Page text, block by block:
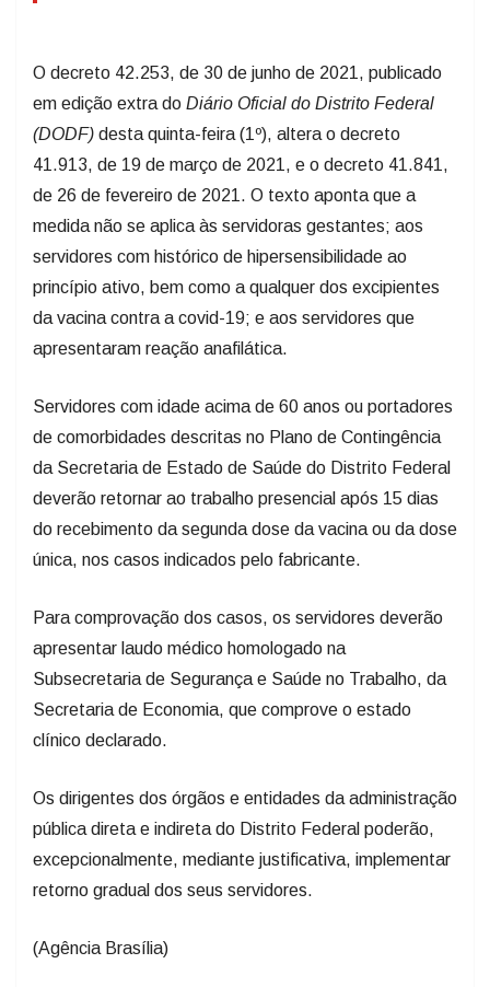
O decreto 42.253, de 30 de junho de 2021, publicado
em edição extra do Diário Oficial do Distrito Federal
(DODF) desta quinta-feira (1º), altera o decreto
41.913, de 19 de março de 2021, e o decreto 41.841,
de 26 de fevereiro de 2021. O texto aponta que a
medida não se aplica às servidoras gestantes; aos
servidores com histórico de hipersensibilidade ao
princípio ativo, bem como a qualquer dos excipientes
da vacina contra a covid-19; e aos servidores que
apresentaram reação anafilática.
Servidores com idade acima de 60 anos ou portadores
de comorbidades descritas no Plano de Contingência
da Secretaria de Estado de Saúde do Distrito Federal
deverão retornar ao trabalho presencial após 15 dias
do recebimento da segunda dose da vacina ou da dose
única, nos casos indicados pelo fabricante.
Para comprovação dos casos, os servidores deverão
apresentar laudo médico homologado na
Subsecretaria de Segurança e Saúde no Trabalho, da
Secretaria de Economia, que comprove o estado
clínico declarado.
Os dirigentes dos órgãos e entidades da administração
pública direta e indireta do Distrito Federal poderão,
excepcionalmente, mediante justificativa, implementar
retorno gradual dos seus servidores.
(Agência Brasília)